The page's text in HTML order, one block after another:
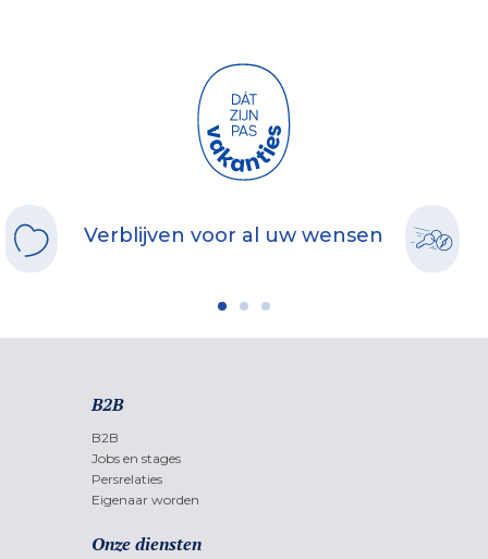
Verblijven voor al uw wensen
B2B
B2B
Jobs en stages
Persrelaties
Eigenaar worden
Onze diensten